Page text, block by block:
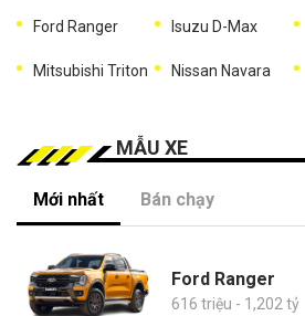
Ford Ranger Isuzu D-Max
Mitsubishi Triton Nissan Navara
MẪU XE
Mới nhất Bán chạy
Ford Ranger
616 triệu - 1,202 tỷ